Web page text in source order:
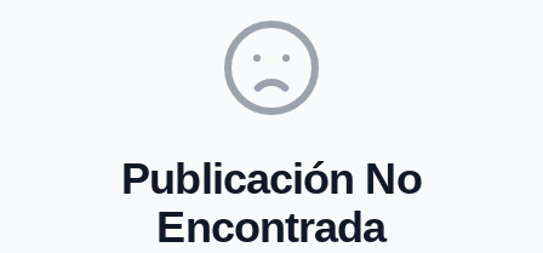
Publicación No
Encontrada